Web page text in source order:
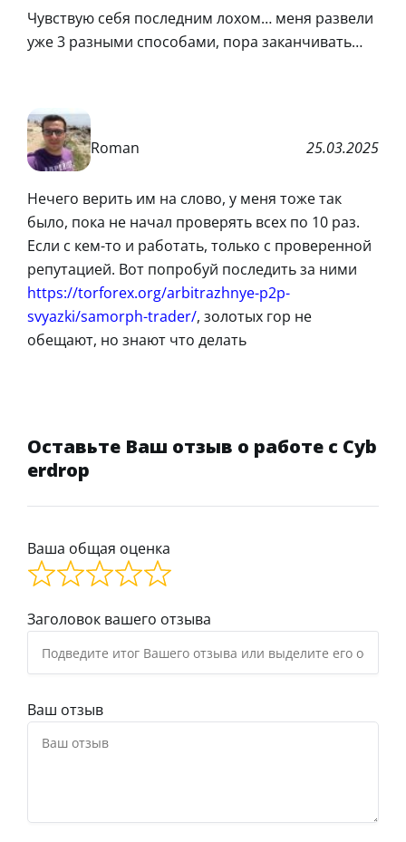
Чувствую себя последним лохом… меня развели
уже 3 разными способами, пора заканчивать…
Roman 25.03.2025
Нечего верить им на слово, у меня тоже так
было, пока не начал проверять всех по 10 раз.
Если с кем-то и работать, только с проверенной
репутацией. Вот попробуй последить за ними
https://torforex.org/arbitrazhnye-p2p-
svyazki/samorph-trader/, золотых гор не
обещают, но знают что делать
Оставьте Ваш отзыв о работе с Cyb
erdrop
Ваша общая оценка
Заголовок вашего отзыва
Ваш отзыв